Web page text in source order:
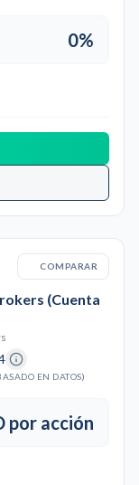
0%
COMPARAR
(Cuenta
EN DATOS)
por acción